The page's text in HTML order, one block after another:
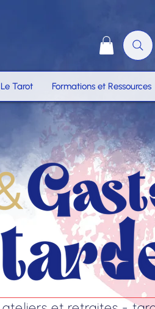
Le Tarot Formations et Ressources